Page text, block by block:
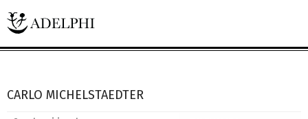
CARLO MICHELSTAEDTER